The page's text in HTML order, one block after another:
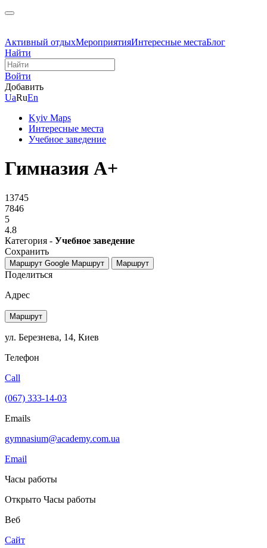
Активный отдыхМероприятияИнтересные местаБлог
Найти
Войти
Добавить
UaRuEn
Kyiv Maps
Интересные места
Учебное заведение
Гимназия А+
13745
7846
5
4.8
Категория - Учебное заведение
Сохранить
Маршрут Google Маршрут Маршрут
Поделиться
Адрес
Маршрут
ул. Березнева, 14, Киев
Телефон
Call
(067) 333-14-03
Emails
gymnasium@academy.com.ua
Email
Часы работы
Открыто Часы работы
Веб
Сайт